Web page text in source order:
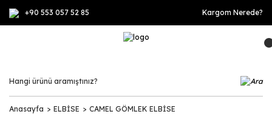
+90 553 057 52 85 Kargom Nerede?
Anasayfa ELBİSE CAMEL GÖMLEK ELBİSE